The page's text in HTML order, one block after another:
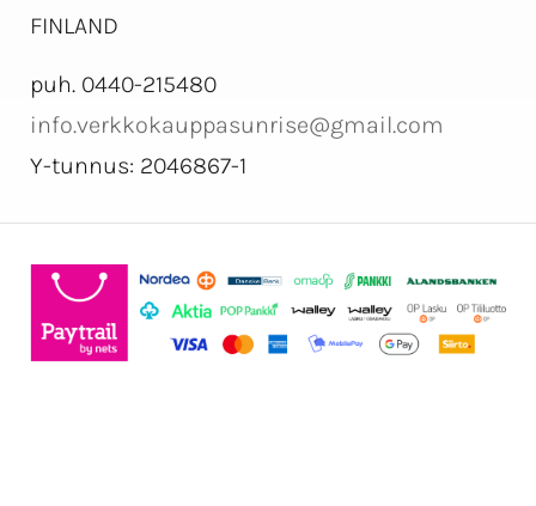
FINLAND
puh. 0440-215480
info.verkkokauppasunrise@gmail.com
Y-tunnus: 2046867-1